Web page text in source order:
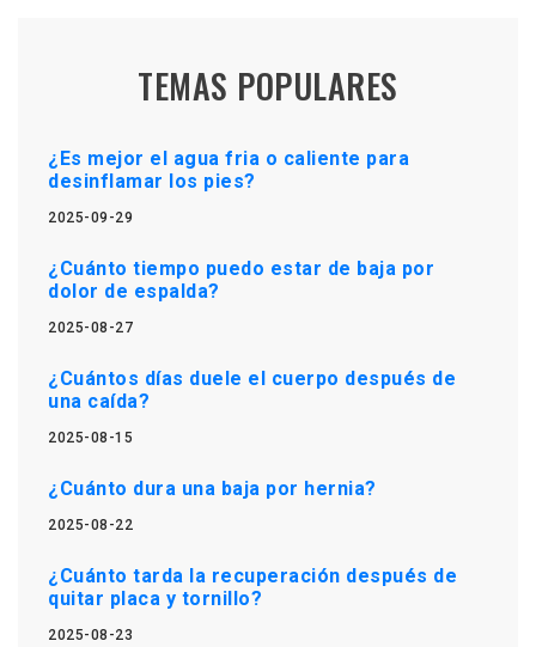
TEMAS POPULARES
¿Es mejor el agua fria o caliente para
desinflamar los pies?
2025-09-29
¿Cuánto tiempo puedo estar de baja por
dolor de espalda?
2025-08-27
¿Cuántos días duele el cuerpo después de
una caída?
2025-08-15
¿Cuánto dura una baja por hernia?
2025-08-22
¿Cuánto tarda la recuperación después de
quitar placa y tornillo?
2025-08-23